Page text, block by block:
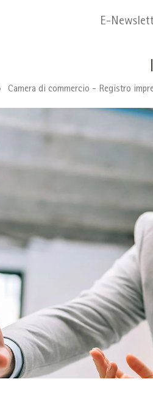
Menu
E-
Camera di commercio - Registro